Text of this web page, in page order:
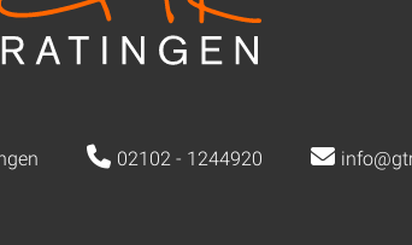
02102 - 1244920